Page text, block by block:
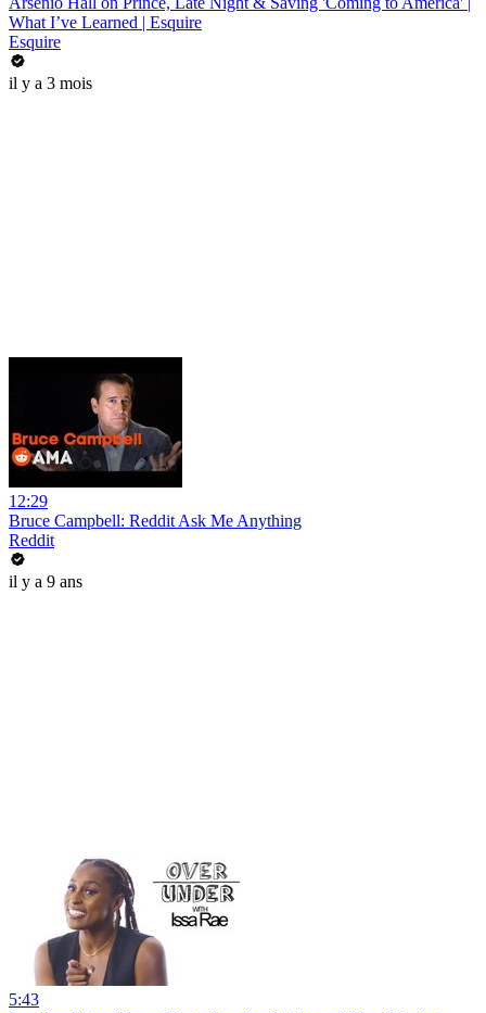
What I’ve Learned | Esquire
Esquire
il y a 3 mois
12:29
Bruce Campbell: Reddit Ask Me Anything
Reddit
il y a 9 ans
5:43